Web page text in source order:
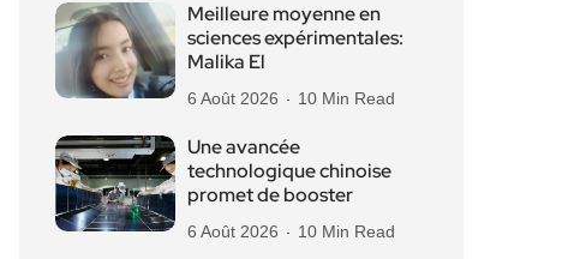
Meilleure moyenne en
sciences expérimentales:
Malika El
6 Août 2026 10 Min Read
Une avancée
technologique chinoise
promet de booster
6 Août 2026 10 Min Read